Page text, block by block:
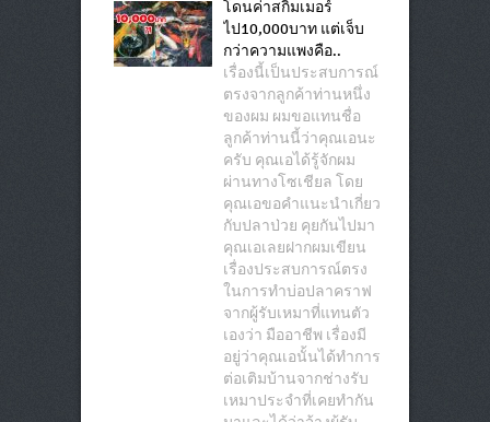
โดนค่าสกิมเมอร์
ไป10,000บาท แต่เจ็บ
กว่าความแพงคือ..
เรื่องนี้เป็นประสบการณ์
ตรงจากลูกค้าท่านหนึ่ง
ของผม ผมขอแทนชื่อ
ลูกค้าท่านนี้ว่าคุณเอนะ
ครับ คุณเอได้รู้จักผม
ผ่านทางโซเชียล โดย
คุณเอขอคำแนะนำเกี่ยว
กับปลาป่วย คุยกันไปมา
คุณเอเลยฝากผมเขียน
เรื่องประสบการณ์ตรง
ในการทำบ่อปลาคราฟ
จากผู้รับเหมาที่แทนตัว
เองว่า มืออาชีพ เรื่องมี
อยู่ว่าคุณเอนั้นได้ทำการ
ต่อเติมบ้านจากช่างรับ
เหมาประจำที่เคยทำกัน